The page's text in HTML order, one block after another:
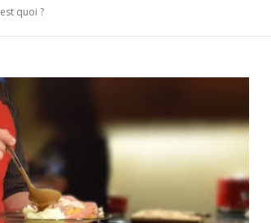
quoi ?